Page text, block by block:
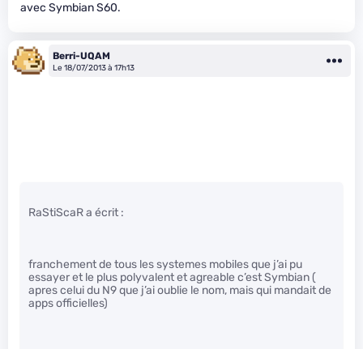
avec Symbian S60.
Berri-UQAM
Le 18/07/2013 à 17h13
RaStiScaR a écrit :
franchement de tous les systemes mobiles que j’ai pu
essayer et le plus polyvalent et agreable c’est Symbian (
apres celui du N9 que j’ai oublie le nom, mais qui mandait de
apps officielles)